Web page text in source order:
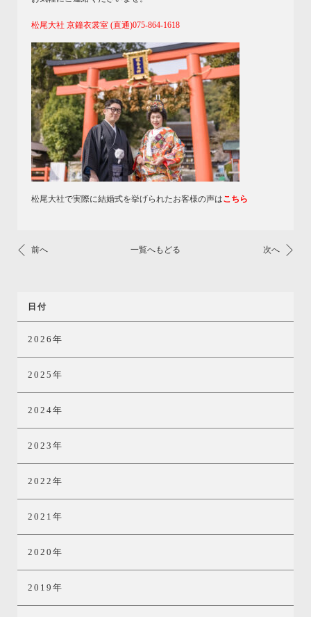
松尾大社 京鐘衣裳室 (直通)075-864-1618
松尾大社で実際に結婚式を挙げられたお客様の声はこちら
前へ 一覧へもどる 次へ
日付
2026年
2025年
2024年
2023年
2022年
2021年
2020年
2019年